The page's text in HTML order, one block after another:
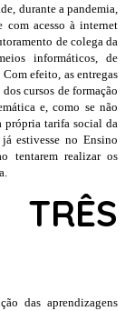
durante a pandemia,
com acesso à internet
de colega da
informáticos, de
efeito, as entregas
cursos de formação
e, como se não
própria tarifa social da
estivesse no Ensino
tentarem realizar os
TRÊS
das aprendizagens